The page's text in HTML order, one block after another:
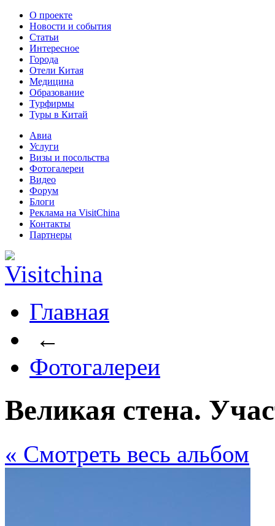
О проекте
Новости и события
Статьи
Интересное
Города
Отели Китая
Медицина
Образование
Турфирмы
Туры в Китай
Авиа
Услуги
Визы и посольства
Фотогалереи
Видео
Форум
Блоги
Реклама на VisitChina
Контакты
Партнеры
Главная
←
Фотогалереи
Великая стена.
« Cмотреть весь альбом